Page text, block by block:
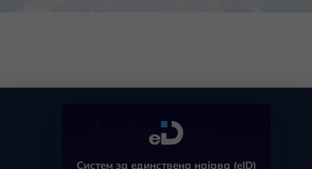
Систем за единствена најава (eID)